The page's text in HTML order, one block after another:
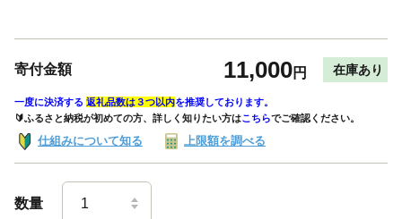
寄付金額 11,000円 在庫あり
一度に決済する 返礼品数は３つ以内を推奨しております。
🔰ふるさと納税が初めての方、詳しく知りたい方はこちらでご確認ください。
仕組みについて知る 上限額を調べる
数量